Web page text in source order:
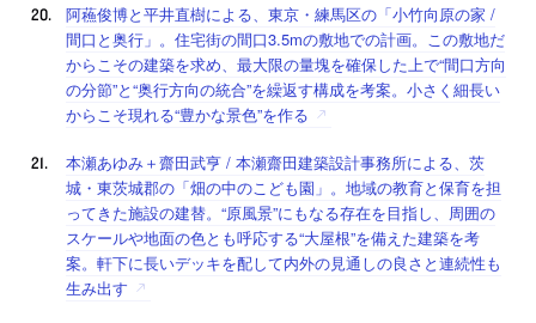
阿蘓俊博と平井直樹による、東京・練馬区の「小竹向原の家 /
間口と奥行」。住宅街の間口3.5mの敷地での計画。この敷地だ
からこその建築を求め、最大限の量塊を確保した上で“間口方向
の分節”と“奥行方向の統合”を繰返す構成を考案。小さく細長い
からこそ現れる“豊かな景色”を作る
本瀬あゆみ＋齋田武亨 / 本瀬齋田建築設計事務所による、茨
城・東茨城郡の「畑の中のこども園」。地域の教育と保育を担
ってきた施設の建替。“原風景”にもなる存在を目指し、周囲の
スケールや地面の色とも呼応する“大屋根”を備えた建築を考
案。軒下に長いデッキを配して内外の見通しの良さと連続性も
生み出す